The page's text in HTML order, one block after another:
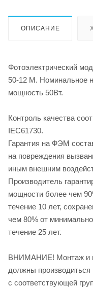
ОПИСАНИЕ
Фотоэлектрический
50-12 M. Номинальное
мощность 50Вт.
Контроль качества
IEC61730.
Гарантия на ФЭМ
на повреждения
иным внешним
Производитель
мощности более чем
течение 10 лет,
чем 80% от
течение 25 лет.
ВНИМАНИЕ! Монтаж и
должны
с соответствующей